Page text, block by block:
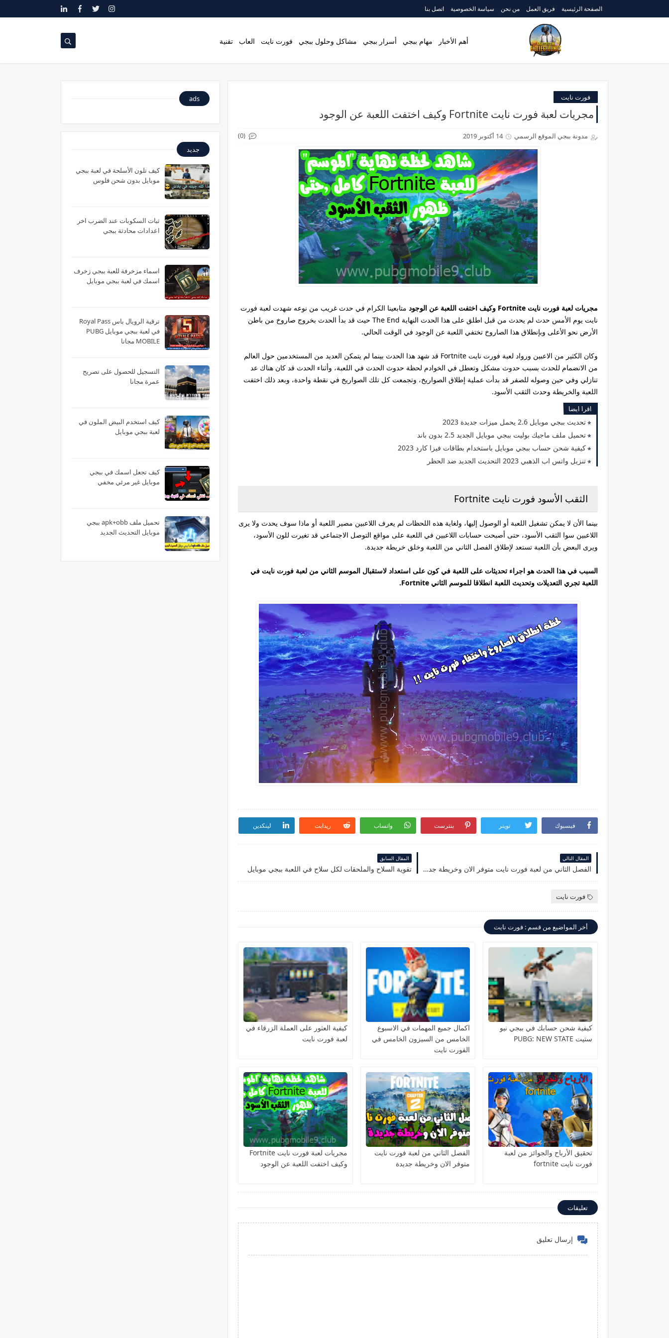
الصفحة الرئيسية فريق العمل من نحن سياسة الخصوصية اتصل بنا
أهم الأخبار مهام ببجي أسرار ببجي مشاكل وحلول ببجي فورت نايت العاب تقنية
فورت نايت
مجريات لعبة فورت نايت Fortnite وكيف اختفت اللعبة عن الوجود
مدونة ببجي الموقع الرسمي 14 أكتوبر 2019 (0)
مجريات لعبة فورت نايت Fortnite وكيف اختفت اللعبة عن الوجود
متابعينا الكرام في حدث غريب من نوعه شهدت لعبة فورت
نايت يوم الأمس حدث لم يحدث من قبل اطلق على هذا الحدث النهاية The End حيث قد بدأ الحدث بخروج صاروخ من باطن
الأرض نحو الأعلى وبإنطلاق هذا الصاروخ تختفي اللعبة عن الوجود في الوقت الحالي.
وكان الكثير من الاعبين ورواد لعبة فورت نايت Fortnite قد شهد هذا الحدث بينما لم يتمكن العديد من المستخدمين حول العالم
من الانضمام للحدث بسبب حدوث مشكل وتعطل في الخوادم لحظة حدوث الحدث في اللعبة، وأثناء الحدث قد كان هناك عد
تنازلي وفي حين وصوله للصفر قد بدأت عملية إطلاق الصواريخ، وتجمعت كل تلك الصواريخ في نقطة واحدة، وبعد ذلك اختفت
اللعبة والخريطة وحدث الثقب الأسود.
اقرا ايضا
تحديث ببجي موبايل 2.6 يحمل ميزات جديدة 2023
تحميل ملف ماجيك بوليت ببجي موبايل الجديد 2.5 بدون باند
كيفية شحن حساب ببجي موبايل باستخدام بطاقات فيزا كارد 2023
تنزيل واتس اب الذهبي 2023 التحديث الجديد ضد الحظر
الثقب الأسود فورت نايت Fortnite
بينما الأن لا يمكن تشغيل اللعبة أو الوصول إليها، ولغاية هذه اللحظات لم يعرف اللاعبين مصير اللعبة أو ماذا سوف يحدث ولا يرى
اللاعبين سوا الثقب الأسود، حتى أصبحت حسابات اللاعبين في اللعبة على مواقع التوصل الاجتماعي قد تغيرت للون الأسود،
ويرى البعض بأن اللعبة تستعد لإطلاق الفصل الثاني من اللعبة وخلق خريطة جديدة.
السبب في هذا الحدث هو اجراء تحديثات على اللعبة في كون على استعداد لاستقبال الموسم الثاني من لعبة فورت نايت في
اللعبة تجري التعديلات وتحديث اللعبة انطلاقا للموسم الثاني Fortnite.
فيسبوك تويتر بنترست واتساب ريدايت لينكدين
المقال التالي
الفصل الثاني من لعبة فورت نايت متوفر الان وخريطة جديدة
المقال السابق
تقوية السلاح والملحقات لكل سلاح في اللعبة ببجي موبايل
فورت نايت
أخر المواضيع من قسم : فورت نايت
كيفية شحن حسابك في ببجي نيو
ستيت PUBG: NEW STATE
اكمال جميع المهمات في الاسبوع
الخامس من السيزون الخامس في
الفورت نايت
كيفية العثور على العملة الزرقاء في
لعبة فورت نايت
تحقيق الأرباح والجوائز من لعبة
فورت نايت fortnite
الفصل الثاني من لعبة فورت نايت
متوفر الان وخريطة جديدة
مجريات لعبة فورت نايت Fortnite
وكيف اختفت اللعبة عن الوجود
تعليقات
إرسال تعليق
ads
جديد
كيف تلون الأسلحة في لعبة ببجي
موبايل بدون شحن فلوس
ثبات السكوبات عند الضرب اخر
اعدادات محادثة ببجي
اسماء مزخرفة للعبة ببجي زخرف
اسمك في لعبة ببجي موبايل
ترقية الرويال باس Royal Pass
في لعبة ببجي موبايل PUBG
MOBILE مجانا
التسجيل للحصول على تصريح
عمرة مجانا
كيف استخدم البيض الملون في
لعبة ببجي موبايل
كيف تجعل اسمك في ببجي
موبايل غير مرئي مخفي
تحميل ملف apk+obb ببجي
موبايل التحديث الجديد